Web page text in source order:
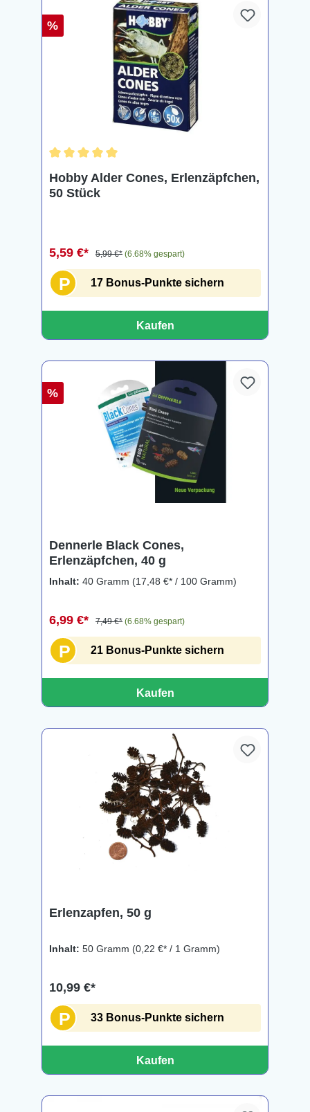
%
Hobby Alder Cones, Erlenzäpfchen,
50 Stück
5,59 €* 5,99 €* (6.68% gespart)
P 17 Bonus-Punkte sichern
Kaufen
%
Dennerle Black Cones,
Erlenzäpfchen, 40 g
Inhalt: 40 Gramm (17,48 €* / 100 Gramm)
6,99 €* 7,49 €* (6.68% gespart)
P 21 Bonus-Punkte sichern
Kaufen
Erlenzapfen, 50 g
Inhalt: 50 Gramm (0,22 €* / 1 Gramm)
10,99 €*
P 33 Bonus-Punkte sichern
Kaufen